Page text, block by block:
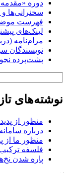
دوره
سخنرانی‌ها
فهرست
لینک‌های
مرام‌نامه
نویسندگان
پشت‌پرده
نوشته‌های
منظور از
درباره
منظور ما از
فلسفه ترکیب
پاره شدن